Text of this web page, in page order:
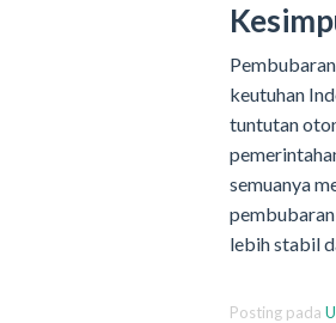
keutuhan
tuntutan
semuanya
lebih stabil
Posting pada